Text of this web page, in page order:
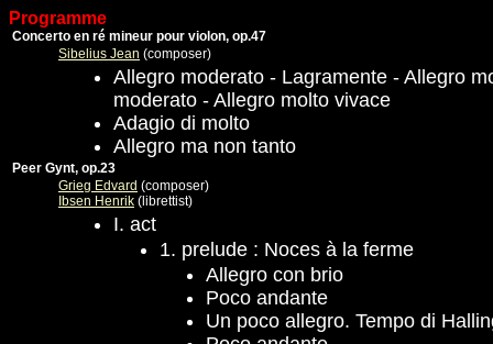
Programme
Concerto en ré mineur pour violon, op.47
Sibelius Jean (composer)
Allegro moderato - Lagramente - Allegro
moderato - Allegro molto vivace
Adagio di molto
Allegro ma non tanto
Peer Gynt, op.23
Grieg Edvard (composer)
Ibsen Henrik (librettist)
I. act
1. prelude : Noces à la ferme
Allegro con brio
Poco andante
Un poco allegro. Tempo di